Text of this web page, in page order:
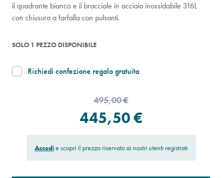
il quadrante bianco e il bracciale in acciaio inossidabile 316L
con chiusura a farfalla con pulsanti.
SOLO 1 PEZZO DISPONIBILE
Richiedi confezione regalo gratuita
495,00 €
445,50 €
Accedie scopri il prezzo riservato ai nostri utenti registrati